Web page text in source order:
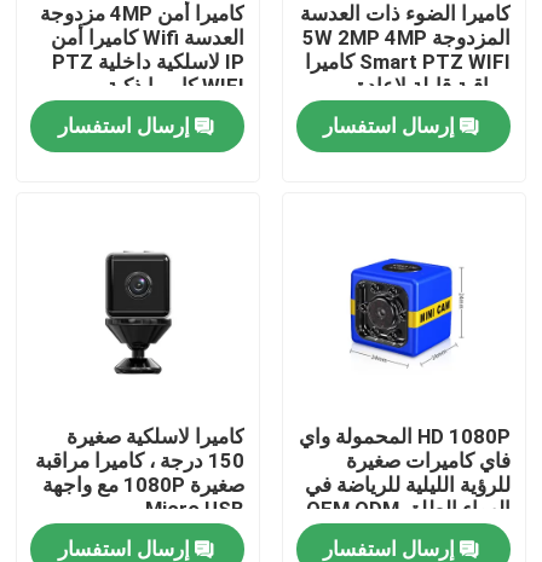
المنزل
فيديوهات
جولة في المصنع
مراقبة الجودة
كاميرا الضوء ذات العدسة
المزدوجة 5W 2MP 4MP
Smart PTZ WIFI كاميرا
مراقبة قابلة لإعادة
الشحن
إرسال استفسار
كاميرا أمن 4MP مزدوجة
العدسة Wifi كاميرا أمن
IP لاسلكية داخلية PTZ
WIFI كاميرا ذكية
إرسال استفسار
HD 1080P المحمولة واي
فاي كاميرات صغيرة
للرؤية الليلية للرياضة في
الهواء الطلق OEM ODM
إرسال استفسار
كاميرا لاسلكية صغيرة
150 درجة ، كاميرا مراقبة
صغيرة 1080P مع واجهة
Micro USB
إرسال استفسار